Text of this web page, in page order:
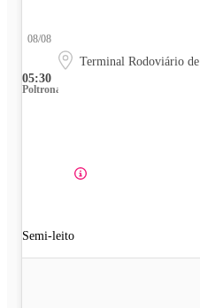
05:30
08/08
Terminal Rodoviário
Poltrona
Semi-leito